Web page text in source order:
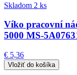
Skladom 2 ks
Víko pracovní
5000 MS-
€ 5,36